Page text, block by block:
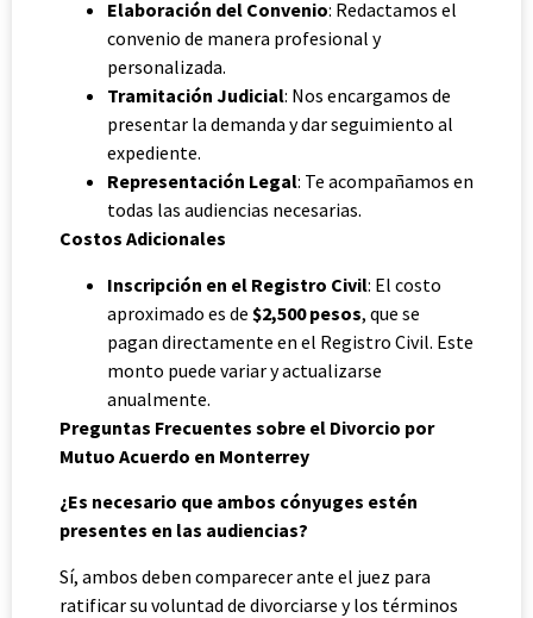
Elaboración del Convenio: Redactamos el
convenio de manera profesional y
personalizada.
Tramitación Judicial: Nos encargamos de
presentar la demanda y dar seguimiento al
expediente.
Representación Legal: Te acompañamos en
todas las audiencias necesarias.
Costos Adicionales
Inscripción en el Registro Civil: El costo
aproximado es de $2,500 pesos, que se
pagan directamente en el Registro Civil. Este
monto puede variar y actualizarse
anualmente.
Preguntas Frecuentes sobre el Divorcio por
Mutuo Acuerdo en Monterrey
¿Es necesario que ambos cónyuges estén
presentes en las audiencias?
Sí, ambos deben comparecer ante el juez para
ratificar su voluntad de divorciarse y los términos